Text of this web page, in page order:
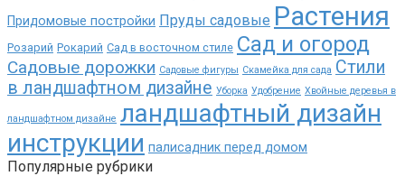
Придомовые постройки Пруды садовые Растения
Розарий Рокарий Сад в восточном стиле Сад и огород
Садовые дорожки Садовые фигуры Скамейка для сада Стили
в ландшафтном дизайне Уборка Удобрение Хвойные деревья в
ландшафтном дизайне ландшафтный дизайн
инструкции палисадник перед домом
Популярные рубрики